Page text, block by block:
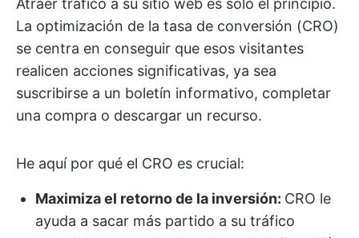
Atraer tráfico a su sitio web es solo el principio.
La optimización de la tasa de conversión (CRO)
se centra en conseguir que esos visitantes
realicen acciones significativas, ya sea
suscribirse a un boletín informativo, completar
una compra o descargar un recurso.
He aquí por qué el CRO es crucial:
Maximiza el retorno de la inversión: CRO le
ayuda a sacar más partido a su tráfico